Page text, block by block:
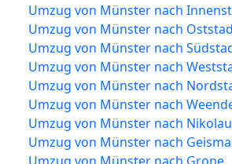
Umzug von Münster nach
Umzug von Münster nach
Umzug von Münster nach
Umzug von Münster nach
Umzug von Münster nach
Umzug von Münster nach
Umzug von Münster nach
Umzug von Münster nach
Umzug von Münster nach Grone